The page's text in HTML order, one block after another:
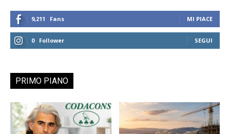
9,211 Fans MI PIACE
0 Follower SEGUI
PRIMO PIANO